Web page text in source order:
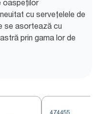
oaspeților
cu servețelele de
se asortează cu
prin gama lor de
474455